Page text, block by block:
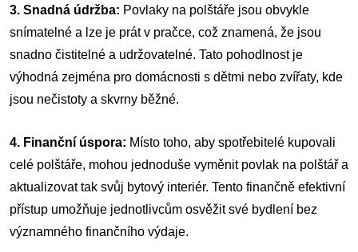
3. Snadná údržba: Povlaky na polštáře jsou obvykle
snímatelné a lze je prát v pračce, což znamená, že jsou
snadno čistitelné a udržovatelné. Tato pohodlnost je
výhodná zejména pro domácnosti s dětmi nebo zvířaty, kde
jsou nečistoty a skvrny běžné.
4. Finanční úspora: Místo toho, aby spotřebitelé kupovali
celé polštáře, mohou jednoduše vyměnit povlak na polštář a
aktualizovat tak svůj bytový interiér. Tento finančně efektivní
přístup umožňuje jednotlivcům osvěžit své bydlení bez
významného finančního výdaje.